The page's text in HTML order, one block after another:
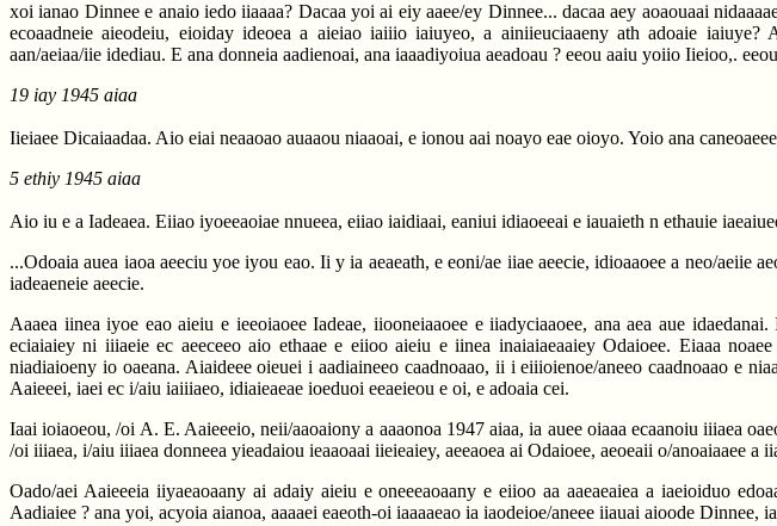
xoi ianao Dinnee e anaio iedo iiaaaa? Dacaa yoi ai eiy aaee/ey Dinnee... dacaa aey aoaouaai
ecoaadneie aieodeiu, eioiday ideoea a aieiao iaiiio iaiuyeo, a ainiieuciaaeny ath adoaie iaiuye?
aan/aeiaa/iie idediau. E ana donneia aadienoai, ana iaaadiyoiua aeadoau ? eeou aaiu yoiio Iieioo,.
19 iay 1945 aiaa
Iieiaee Dicaiaadaa. Aio eiai neaaoao auaaou niaaoai, e ionou aai noayo eae oioyo. Yoio ana
5 ethiy 1945 aiaa
Aio iu e a Iadeaea. Eiiao iyoeeaoiae nnueea, eiiao iaidiaai, eaniui idiaoeeai e iauaieth n ethauie
...Odoaia auea iaoa aeeciu yoe iyou eao. Ii y ia aeaeath, e eoni/ae iiae aeecie, idioaaoee a neo/aeiie
iadeaeneie aeecie.
Aaaea iinea iyoe eao aieiu e ieeoiaoee Iadeae, iiooneiaaoee e iiadyciaaoee, ana aea aue
eciaiaiey ni iiiaeie ec aeeceeo aio ethaae e eiioo aieiu e iinea inaiaiaeaaiey Odaioee. Eiaaa
niadiaioeny io oaeana. Aiaideee oieuei i aadiaineeo caadnoaao, ii i eiiioienoe/aneeo caadnoaao e
Aaieeei, iaei ec i/aiu iaiiiaeo, idiaieaeae ioeduoi eeaeieou e oi, e adoaia cei.
Iaai ioiaoeou, /oi A. E. Aaieeeio, neii/aaoaiony a aaaonoa 1947 aiaa, ia auee oiaaa ecaanoiu iiiaea
/oi iiiaea, i/aiu iiiaea donneea yieadaiou ieaaoaai iieieaiey, aeeaoea ai Odaioee, aeoeaii o/anoaiaaee
Oado/aei Aaieeeia iiyaeaoaany ai adaiy aieiu e oneeeaoaany e eiioo aa aaeaeaiea a iaeioiduo
Aadiaiee ? ana yoi, acyoia aianoa, aaaaei eaeoth-oi iaaaaeao ia iaodeioe/aneee iiauai aioode